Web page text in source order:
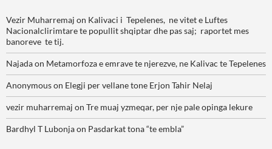
Vezir Muharremaj on Kalivaci i Tepelenes, ne vitet e Luftes
Nacionalclirimtare te popullit shqiptar dhe pas saj; raportet mes
banoreve te tij.
Najadaon Metamorfoza e emrave te njerezve, ne Kalivac te Tepelenes
Anonymouson Elegji per vellane tone Erjon Tahir Nelaj
vezir muharremaj on Tre muaj yzmeqar, per nje pale opinga lekure
Bardhyl T Lubonjaon Pasdarkat tona “te embla”